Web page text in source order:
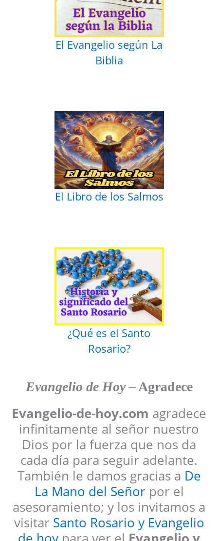
El Evangelio según La
Biblia
El Libro de los Salmos
¿Qué es el Santo
Rosario?
Evangelio de Hoy– Agradece
Evangelio-de-hoy.com agradece
infinitamente al señor nuestro
Dios por la fuerza que nos da
cada día para seguir adelante.
También le damos gracias a De
La Mano del Señorpor el
asesoramiento; y los invitamos a
visitar Santo Rosario y Evangelio